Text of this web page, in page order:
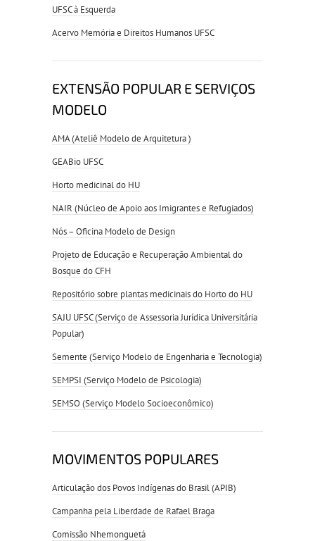
UFSC à Esquerda
Acervo Memória e Direitos Humanos UFSC
EXTENSÃO POPULAR E SERVIÇOS
MODELO
AMA (Ateliê Modelo de Arquitetura )
GEABio UFSC
Horto medicinal do HU
NAIR (Núcleo de Apoio aos Imigrantes e Refugiados)
Nós – Oficina Modelo de Design
Projeto de Educação e Recuperação Ambiental do
Bosque do CFH
Repositório sobre plantas medicinais do Horto do HU
SAJU UFSC (Serviço de Assessoria Jurídica Universitária
Popular)
Semente (Serviço Modelo de Engenharia e Tecnologia)
SEMPSI (Serviço Modelo de Psicologia)
SEMSO (Serviço Modelo Socioeconômico)
MOVIMENTOS POPULARES
Articulação dos Povos Indígenas do Brasil (APIB)
Campanha pela Liberdade de Rafael Braga
Comissão Nhemonguetá